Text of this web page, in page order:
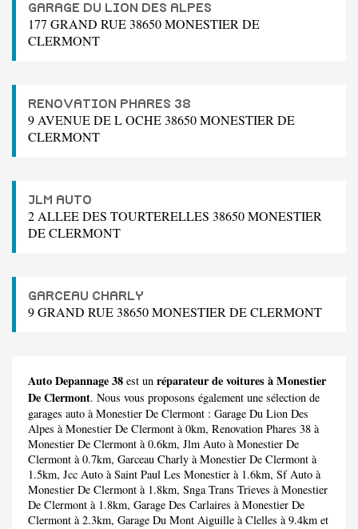
GARAGE DU LION DES ALPES
177 GRAND RUE 38650 MONESTIER DE
CLERMONT
RENOVATION PHARES 38
9 AVENUE DE L OCHE 38650 MONESTIER DE
CLERMONT
JLM AUTO
2 ALLEE DES TOURTERELLES 38650 MONESTIER
DE CLERMONT
GARCEAU CHARLY
9 GRAND RUE 38650 MONESTIER DE CLERMONT
Auto Depannage 38 est un réparateur de voitures à Monestier
De Clermont. Nous vous proposons également une sélection de
garages auto à Monestier De Clermont : Garage Du Lion Des
Alpes à Monestier De Clermont à 0km, Renovation Phares 38 à
Monestier De Clermont à 0.6km, Jlm Auto à Monestier De
Clermont à 0.7km, Garceau Charly à Monestier De Clermont à
1.5km, Jcc Auto à Saint Paul Les Monestier à 1.6km, Sf Auto à
Monestier De Clermont à 1.8km, Snga Trans Trieves à Monestier
De Clermont à 1.8km, Garage Des Carlaires à Monestier De
Clermont à 2.3km, Garage Du Mont Aiguille à Clelles à 9.4km et